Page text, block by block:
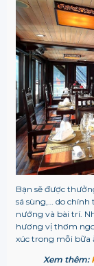
Bạn sẽ được
sá sùng,… do
nướng và bài trí.
hương vị thơm
xúc trong mỗi bữa
Xem thêm: